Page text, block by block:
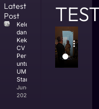
Latest
Post
Kelebihan
dan
Kekurangan
CV
Perusahaan
untuk
UMKM dan
Startup
June 25,
2026